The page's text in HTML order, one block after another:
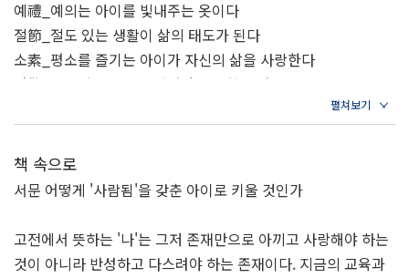
예禮_예의는 아이를 빛내주는 옷이다
절節_절도 있는 생활이 삶의 태도가 된다
소素_평소를 즐기는 아이가 자신의 삶을 사랑한다
경敬_배우려는 마음이 있어야 가르침을 받는다
칙則_원칙 있는 부모의 아이는 흔들리지 않는다
강剛_아름다운 진주는 상처를 두려워하지 않는다
제制_풍족함이란 물질이 아니라 절제에서 온다
책 속으로
서문 어떻게 '사람됨'을 갖춘 아이로 키울 것인가
고전에서 뜻하는 '나'는 그저 존재만으로 아끼고 사랑해야 하는
것이 아니라 반성하고 다스려야 하는 존재이다. 지금의 교육과